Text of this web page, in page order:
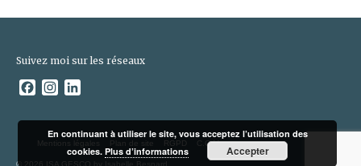
Suivez moi sur les réseaux
FacebookInstagram
Mentions légales Plan de site RGPD C.G.V
© 2026 ISA GESCO by Isabelle Besnard
En continuant à utiliser le site, vous acceptez l’utilisation des
cookies.Plus d’informations Accepter